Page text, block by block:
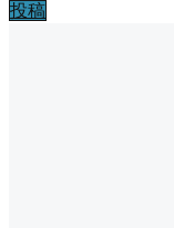
投稿